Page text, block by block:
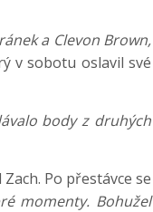
a Clevon Brown,
v sobotu oslavil své
body z druhých
Po přestávce se
momenty. Bohužel